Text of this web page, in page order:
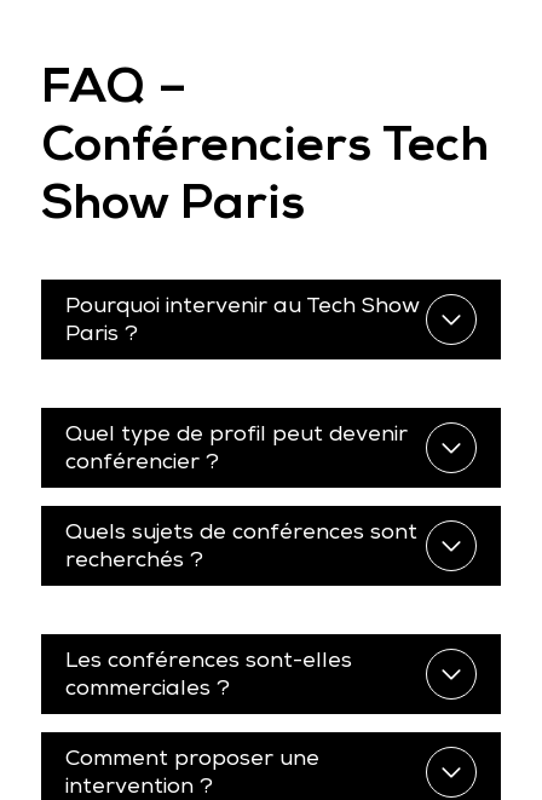
FAQ –
Conférenciers Tech
Show Paris
Pourquoi intervenir au Tech Show
Paris ?
Quel type de profil peut devenir
conférencier ?
Quels sujets de conférences sont
recherchés ?
Les conférences sont-elles
commerciales ?
Comment proposer une
intervention ?